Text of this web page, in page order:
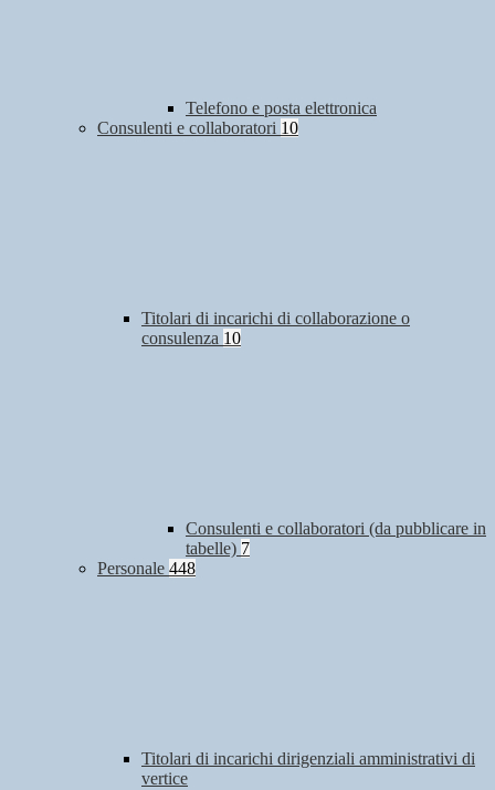
Telefono e posta elettronica
Consulenti e collaboratori 10
Titolari di incarichi di collaborazione o
consulenza 10
Consulenti e collaboratori (da pubblicare in
tabelle) 7
Personale 448
Titolari di incarichi dirigenziali amministrativi di
vertice